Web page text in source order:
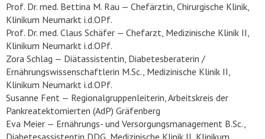
Prof. Dr. med. Bettina M. Rau — Chefärztin, Chirurgische Klinik,
Klinikum Neumarkt i.d.OPf.
Prof. Dr. med. Claus Schäfer — Chefarzt, Medizinische Klinik II,
Klinikum Neumarkt i.d.OPf.
Zora Schlag — Diätassistentin, Diabetesberaterin /
Ernährungswissenschaftlerin M.Sc., Medizinische Klinik II,
Klinikum Neumarkt i.d.OPf.
Susanne Fent — Regionalgruppenleiterin, Arbeitskreis der
Pankreatektomierten (AdP) Gräfenberg
Eva Meier — Ernährungs- und Versorgungsmanagement B.Sc.,
Diabetesassistentin DDG, Medizinische Klinik II, Klinikum